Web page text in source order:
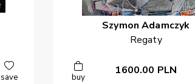
save
Szymon Adamczyk
Regaty
buy
1600.00 PLN